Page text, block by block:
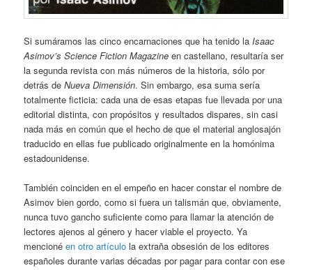
Si sumáramos las cinco encarnaciones que ha tenido la Isaac
Asimov’s Science Fiction Magazine en castellano, resultaría ser
la segunda revista con más números de la historia, sólo por
detrás deNueva Dimensión. Sin embargo, esa suma sería
totalmente ficticia: cada una de esas etapas fue llevada por una
editorial distinta, con propósitos y resultados dispares, sin casi
nada más en común que el hecho de que el material anglosajón
traducido en ellas fue publicado originalmente en la homónima
estadounidense.
También coinciden en el empeño en hacer constar el nombre de
Asimov bien gordo, como si fuera un talismán que, obviamente,
nunca tuvo gancho suficiente como para llamar la atención de
lectores ajenos al género y hacer viable el proyecto. Ya
mencionéen otro artículo la extraña obsesión de los editores
españoles durante varias décadas por pagar para contar con ese